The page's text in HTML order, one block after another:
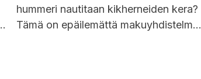
hummeri nautitaan kikherneiden kera?
Tämä on epäilemättä makuyhdistelmä,